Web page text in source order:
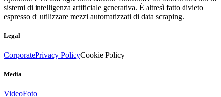
sistemi di intelligenza artificiale generativa. È altresì fatto divieto
espresso di utilizzare mezzi automatizzati di data scraping.
Legal
CorporatePrivacy PolicyCookie Policy
Media
VideoFoto